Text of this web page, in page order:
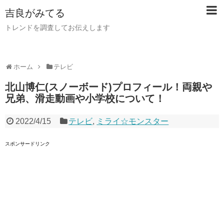
吉良がみてる
トレンドを調査してお伝えします
ホーム テレビ
北山博仁(スノーボード)プロフィール！両親や
兄弟、滑走動画や小学校について！
2022/4/15 テレビ, ミライ☆モンスター
スポンサードリンク